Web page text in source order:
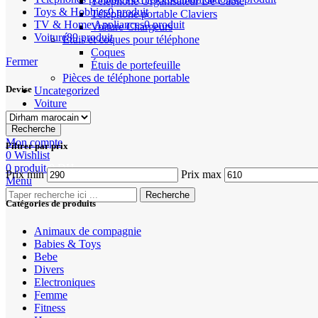
Téléphone portable Claviers
Voiture Chargeurs
Étuis et coques pour téléphone
Coques
Étuis de portefeuille
Pièces de téléphone portable
Uncategorized
Voiture
Recherche
Mon compte
0 Wishlist
0 produit 0DH
Menu
Recherche
Toys & Hobbies0 produit
TV & Home Appliances0 produit
Voiture89 produit
Fermer
Devise
Filtrer par prix
Prix min Prix max
Catégories de produits
Animaux de compagnie
Babies & Toys
Bebe
Divers
Electroniques
Femme
Fitness